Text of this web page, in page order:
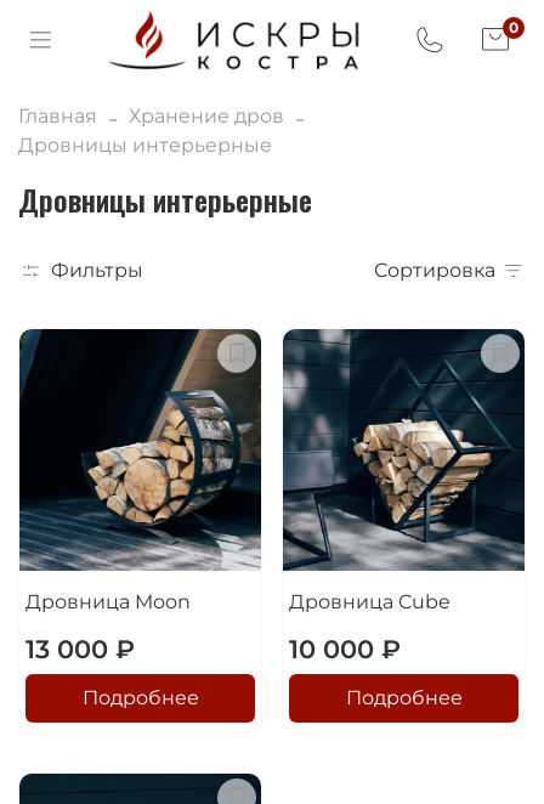
0
Главная
Хранение дров
Дровницы интерьерные
Дровницы интерьерные
Фильтры Сортировка
Дровница Moon
13 000 ₽
Подробнее
Дровница Cube
10 000 ₽
Подробнее